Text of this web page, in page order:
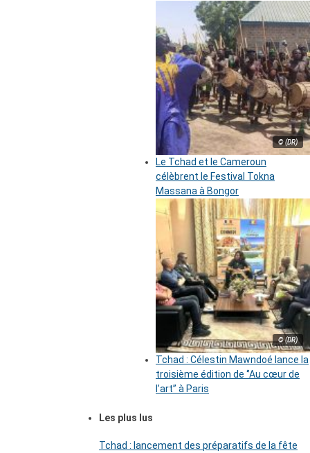
© (DR)
Le Tchad et le Cameroun
célèbrent le Festival Tokna
Massana à Bongor
© (DR)
Tchad : Célestin Mawndoé lance la
troisième édition de ‘’Au cœur de
l’art’’ à Paris
Les plus lus
Tchad : lancement des préparatifs de la fête